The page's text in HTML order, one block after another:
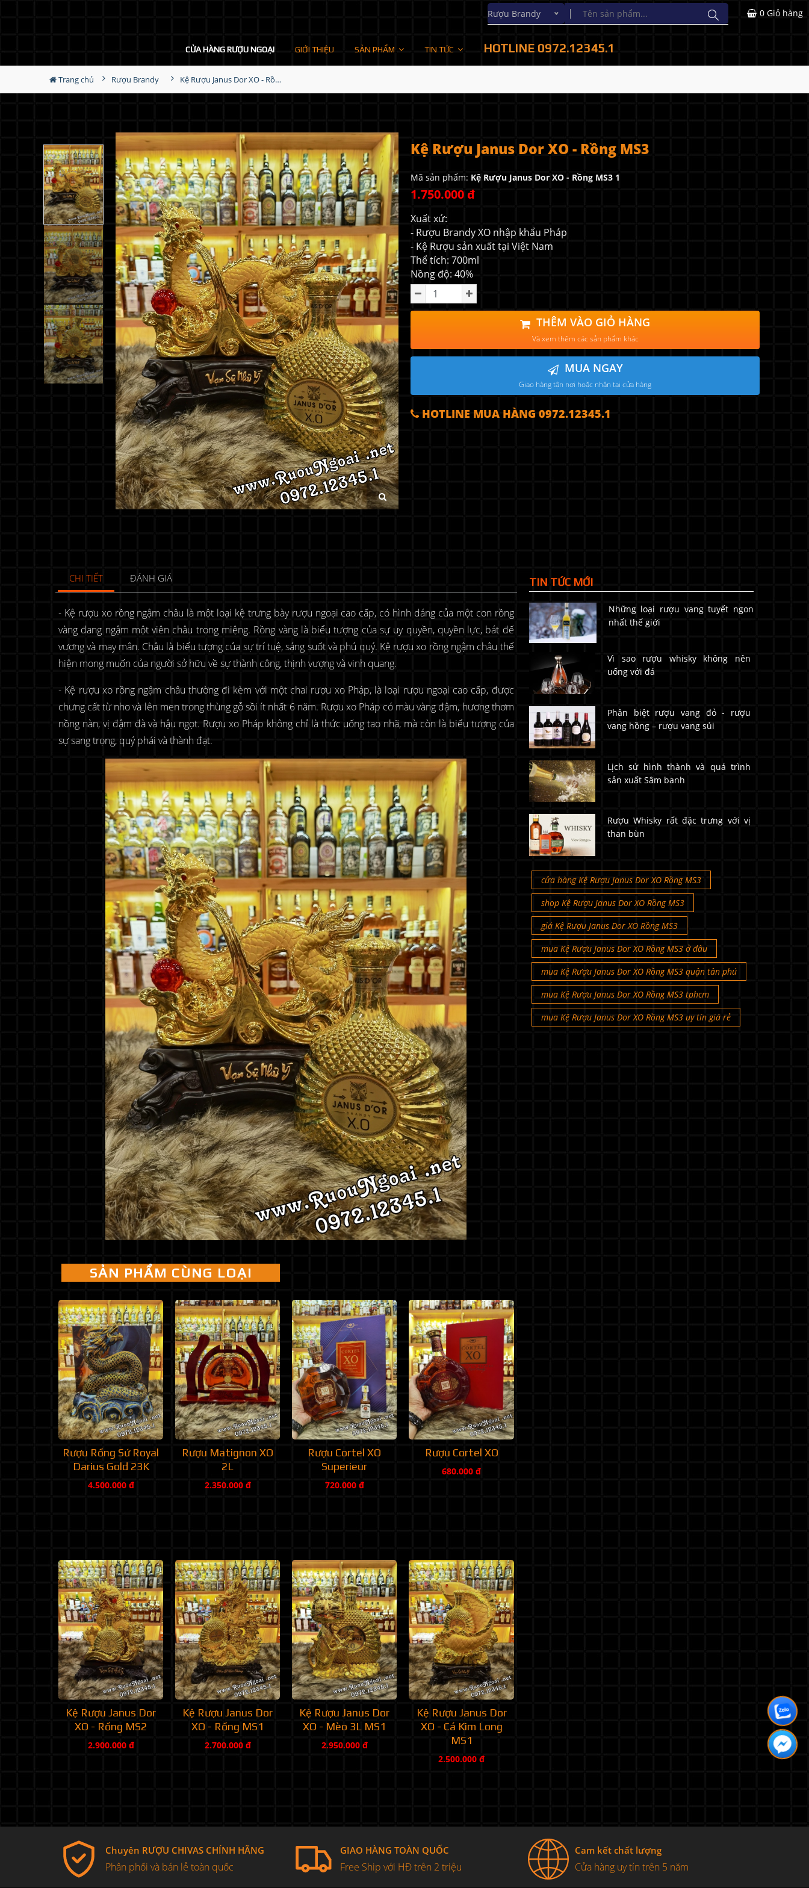
Rượu Brandy
CỬA HÀNG RƯỢU NGOẠI GIỚI THIỆU SẢN PHẨM TIN TỨC HOTLINE 0972.12345.1
0 Giỏ hàng
Trang chủ Rượu Brandy Kệ Rượu Janus Dor XO - Rồng MS3
Kệ Rượu Janus Dor XO - Rồng MS3
Mã sản phẩm: Kệ Rượu Janus Dor XO - Rồng MS3 1
1.750.000 đ
Xuất xứ:
- Rượu Brandy XO nhập khẩu Pháp
- Kệ Rượu sản xuất tại Việt Nam
Thể tích: 700ml
Nồng độ: 40%
THÊM VÀO GIỎ HÀNG
Và xem thêm các sản phẩm khác
MUA NGAY
Giao hàng tận nơi hoặc nhận tại cửa hàng
HOTLINE MUA HÀNG 0972.12345.1
CHI TIẾT ĐÁNH GIÁ
- Kệ rượu xo rồng ngậm châu là một loại kệ trưng bày rượu ngoại cao cấp, có hình dáng của một con rồng
vàng đang ngậm một viên châu trong miệng. Rồng vàng là biểu tượng của sự uy quyền, quyền lực, bát đế
vương và may mắn. Châu là biểu tượng của sự trí tuệ, sáng suốt và phú quý. Kệ rượu xo rồng ngậm châu thể
hiện mong muốn của người sở hữu về sự thành công, thịnh vượng và vinh quang.
- Kệ rượu xo rồng ngậm châu thường đi kèm với một chai rượu xo Pháp, là loại rượu ngoại cao cấp, được
chưng cất từ nho và lên men trong thùng gỗ sồi ít nhất 6 năm. Rượu xo Pháp có màu vàng đậm, hương thơm
nồng nàn, vị đậm đà và hậu ngọt. Rượu xo Pháp không chỉ là thức uống tao nhã, mà còn là biểu tượng của
sự sang trọng, quý phái và thành đạt.
SẢN PHẨM CÙNG LOẠI
Rượu Rồng Sứ Royal
Darius Gold 23K
4.500.000 đ
Rượu Matignon XO
2L
2.350.000 đ
Rượu Cortel XO
Superieur
720.000 đ
Rượu Cortel XO
680.000 đ
Kệ Rượu Janus Dor
XO - Rồng MS2
2.900.000 đ
Kệ Rượu Janus Dor
XO - Rồng MS1
2.700.000 đ
Kệ Rượu Janus Dor
XO - Mèo 3L MS1
2.950.000 đ
Kệ Rượu Janus Dor
XO - Cá Kim Long
MS1
2.500.000 đ
TIN TỨC MỚI
Những loại rượu vang tuyết ngon
nhất thế giới
Vì sao rượu whisky không nên
uống với đá
Phân biệt rượu vang đỏ - rượu
vang hồng – rượu vang sủi
Lịch sử hình thành và quá trình
sản xuất Sâm banh
Rượu Whisky rất đặc trưng với vị
than bùn
cửa hàng Kệ Rượu Janus Dor XO Rồng MS3
shop Kệ Rượu Janus Dor XO Rồng MS3
giá Kệ Rượu Janus Dor XO Rồng MS3
mua Kệ Rượu Janus Dor XO Rồng MS3 ở đâu
mua Kệ Rượu Janus Dor XO Rồng MS3 quận tân phú
mua Kệ Rượu Janus Dor XO Rồng MS3 tphcm
mua Kệ Rượu Janus Dor XO Rồng MS3 uy tín giá rẻ
Chuyên RƯỢU CHIVAS CHÍNH HÃNG
Phân phối và bán lẻ toàn quốc
GIAO HÀNG TOÀN QUỐC
Free Ship với HĐ trên 2 triệu
Cam kết chất lượng
Cửa hàng uy tín trên 5 năm